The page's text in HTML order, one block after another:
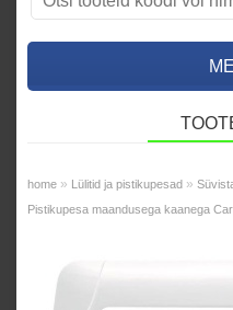
home » Lülitid ja pistikupesad »
Pistikupesa maandusega kaanega